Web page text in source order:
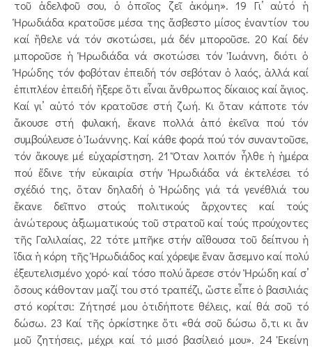
τοῦ ἀδελφοῦ σου, ὁ ὁποῖος ζεῖ ἀκόμη». 19 Γι’ αὐτό ἡ
Ἡρωδιάδα κρατοῦσε μέσα της ἄσβεστο μίσος ἐναντίον του
καί ἤθελε νά τόν σκοτώσει, μά δέν μποροῦ­σε. 20 Καί δέν
μποροῦσε ἡ Ἡρωδιάδα νά σκοτώσει τόν Ἰω­άν­νη, διότι ὁ
Ἡρώδης τόν φοβόταν ἐπειδή τόν σεβόταν ὁ λαός, ἀλλά καί
ἐπιπλέον ἐπειδή ἤξερε ὅτι εἶναι ἄνθρωπος δίκαιος καί ἅγιος.
Καί γι’ αὐτό τόν κρατοῦσε στή ζωή. Κι ὅταν κάποτε τόν
ἄκουσε στή φυλακή, ἔκα­νε πολλά ἀπό ἐκεῖνα πού τόν
συμβούλευσε ὁ Ἰωάννης. Καί κάθε φορά πού τόν συναντοῦσε,
τόν ἄκου­γε μέ εὐχαρίστηση. 21 Ὅταν λοιπόν ἦλθε ἡ ἡμέρα
πού ἔδινε τήν εὐκαιρία στήν Ἡρωδιάδα νά ἐκτελέσει τό
σχέδιό της, ὅταν δη­λαδή ὁ Ἡρώδης γιά τά γενέθλιά του
ἔκανε δεῖπνο στούς πολιτικούς ἄρχοντες καί τούς
ἀνώτερους ἀξι­ω­­ματι­κούς τοῦ στρατοῦ καί τούς προύχοντες
τῆς Γα­λι­λαίας, 22 τότε μπῆκε στήν αἴθουσα τοῦ δείπνου ἡ
ἴδια ἡ κό­ρη τῆς Ἡρωδιάδος καί χόρεψε ἕναν ἄσεμνο καί πολύ
ἐξευ­τε­λισμένο χορό· καί τόσο πολύ ἄρεσε στόν Ἡρώδη καί σ’
ὅσους κά­θονταν μαζί του στό τραπέζι, ὥστε εἶπε ὁ βασιλιάς
στό κο­­ρίτσι: Ζήτησέ μου ὁτιδήποτε θέλεις, καί θά σοῦ τό
δώ­σω. 23 Καί τῆς ὁρκίστηκε ὅτι «θά σοῦ δώσω ὅ,τι κι ἄν
μοῦ ζητήσεις, μέχρι καί τό μισό βασίλειό μου». 24 Ἐκείνη